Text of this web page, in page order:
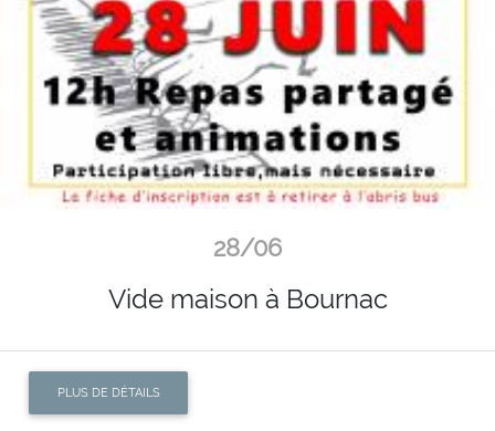
28/06
Vide maison à Bournac
PLUS DE DÉTAILS